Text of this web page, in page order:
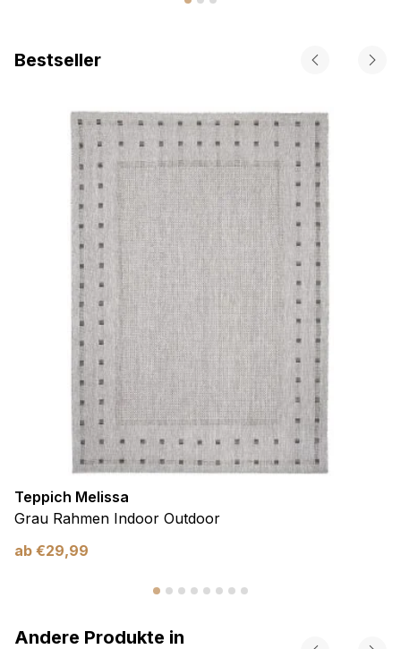
Bestseller
Teppich Melissa
Grau Rahmen Indoor Outdoor
ab €29,99
Andere Produkte in